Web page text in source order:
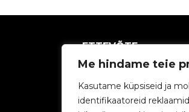
Me hindame teie
Kasutame küpsiseid ja
identifikaatoreid
ETTEVÕTE
Töötage meiega